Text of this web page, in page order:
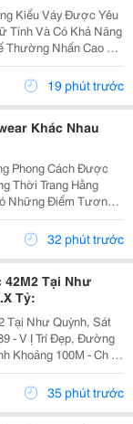
Kiểu Váy Được Yêu
Tính Và Có Khả Năng
Thường Nhấn Cao Ở
Xuống Dưới, Kiểu
Nhưng Vẫn Giữ
19 phút trước
Khác Nhau
Phong Cách Được
Thời Trang Hằng
Những Điểm Tương
Phom Rộng Và Ảnh
Nhiên, Y2K Và...
32 phút trước
Tại Như
Tỷ:
Tại Như Quỳnh, Sát
100M - Ch Ỉ 1
Ngay...
35 phút trước